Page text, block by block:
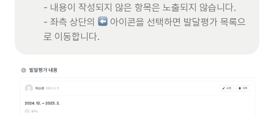
- 내용이 작성되지 않은 항목은 노출되지 않습니다.
- 좌측 상단의
아이콘을 선택하면 발달평가 목록으
로 이동합니다.